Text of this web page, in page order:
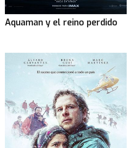
Aquaman y el reino perdido